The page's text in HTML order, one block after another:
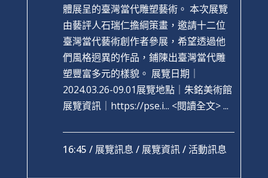
體展呈的臺灣當代雕塑藝術。 本次展覽
由藝評人石瑞仁擔綱策畫，邀請十二位
臺灣當代藝術創作者參展，希望透過他
們風格迥異的作品，鋪陳出臺灣當代雕
塑豐富多元的樣貌。 展覽日期｜
2024.03.26-09.01展覽地點｜朱銘美術館
展覽資訊｜https://pse.i... <閱讀全文> ...
16:45 / 展覽訊息 / 展覽資訊/ 活動訊息